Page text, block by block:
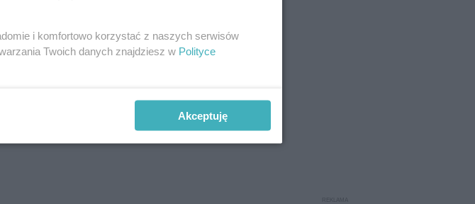
i komfortowo korzystać z naszych serwisów
Twoich danych znajdziesz w Polityce
Akceptuję